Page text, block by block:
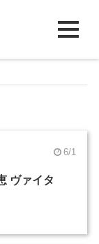
6/1
ヴァイタ